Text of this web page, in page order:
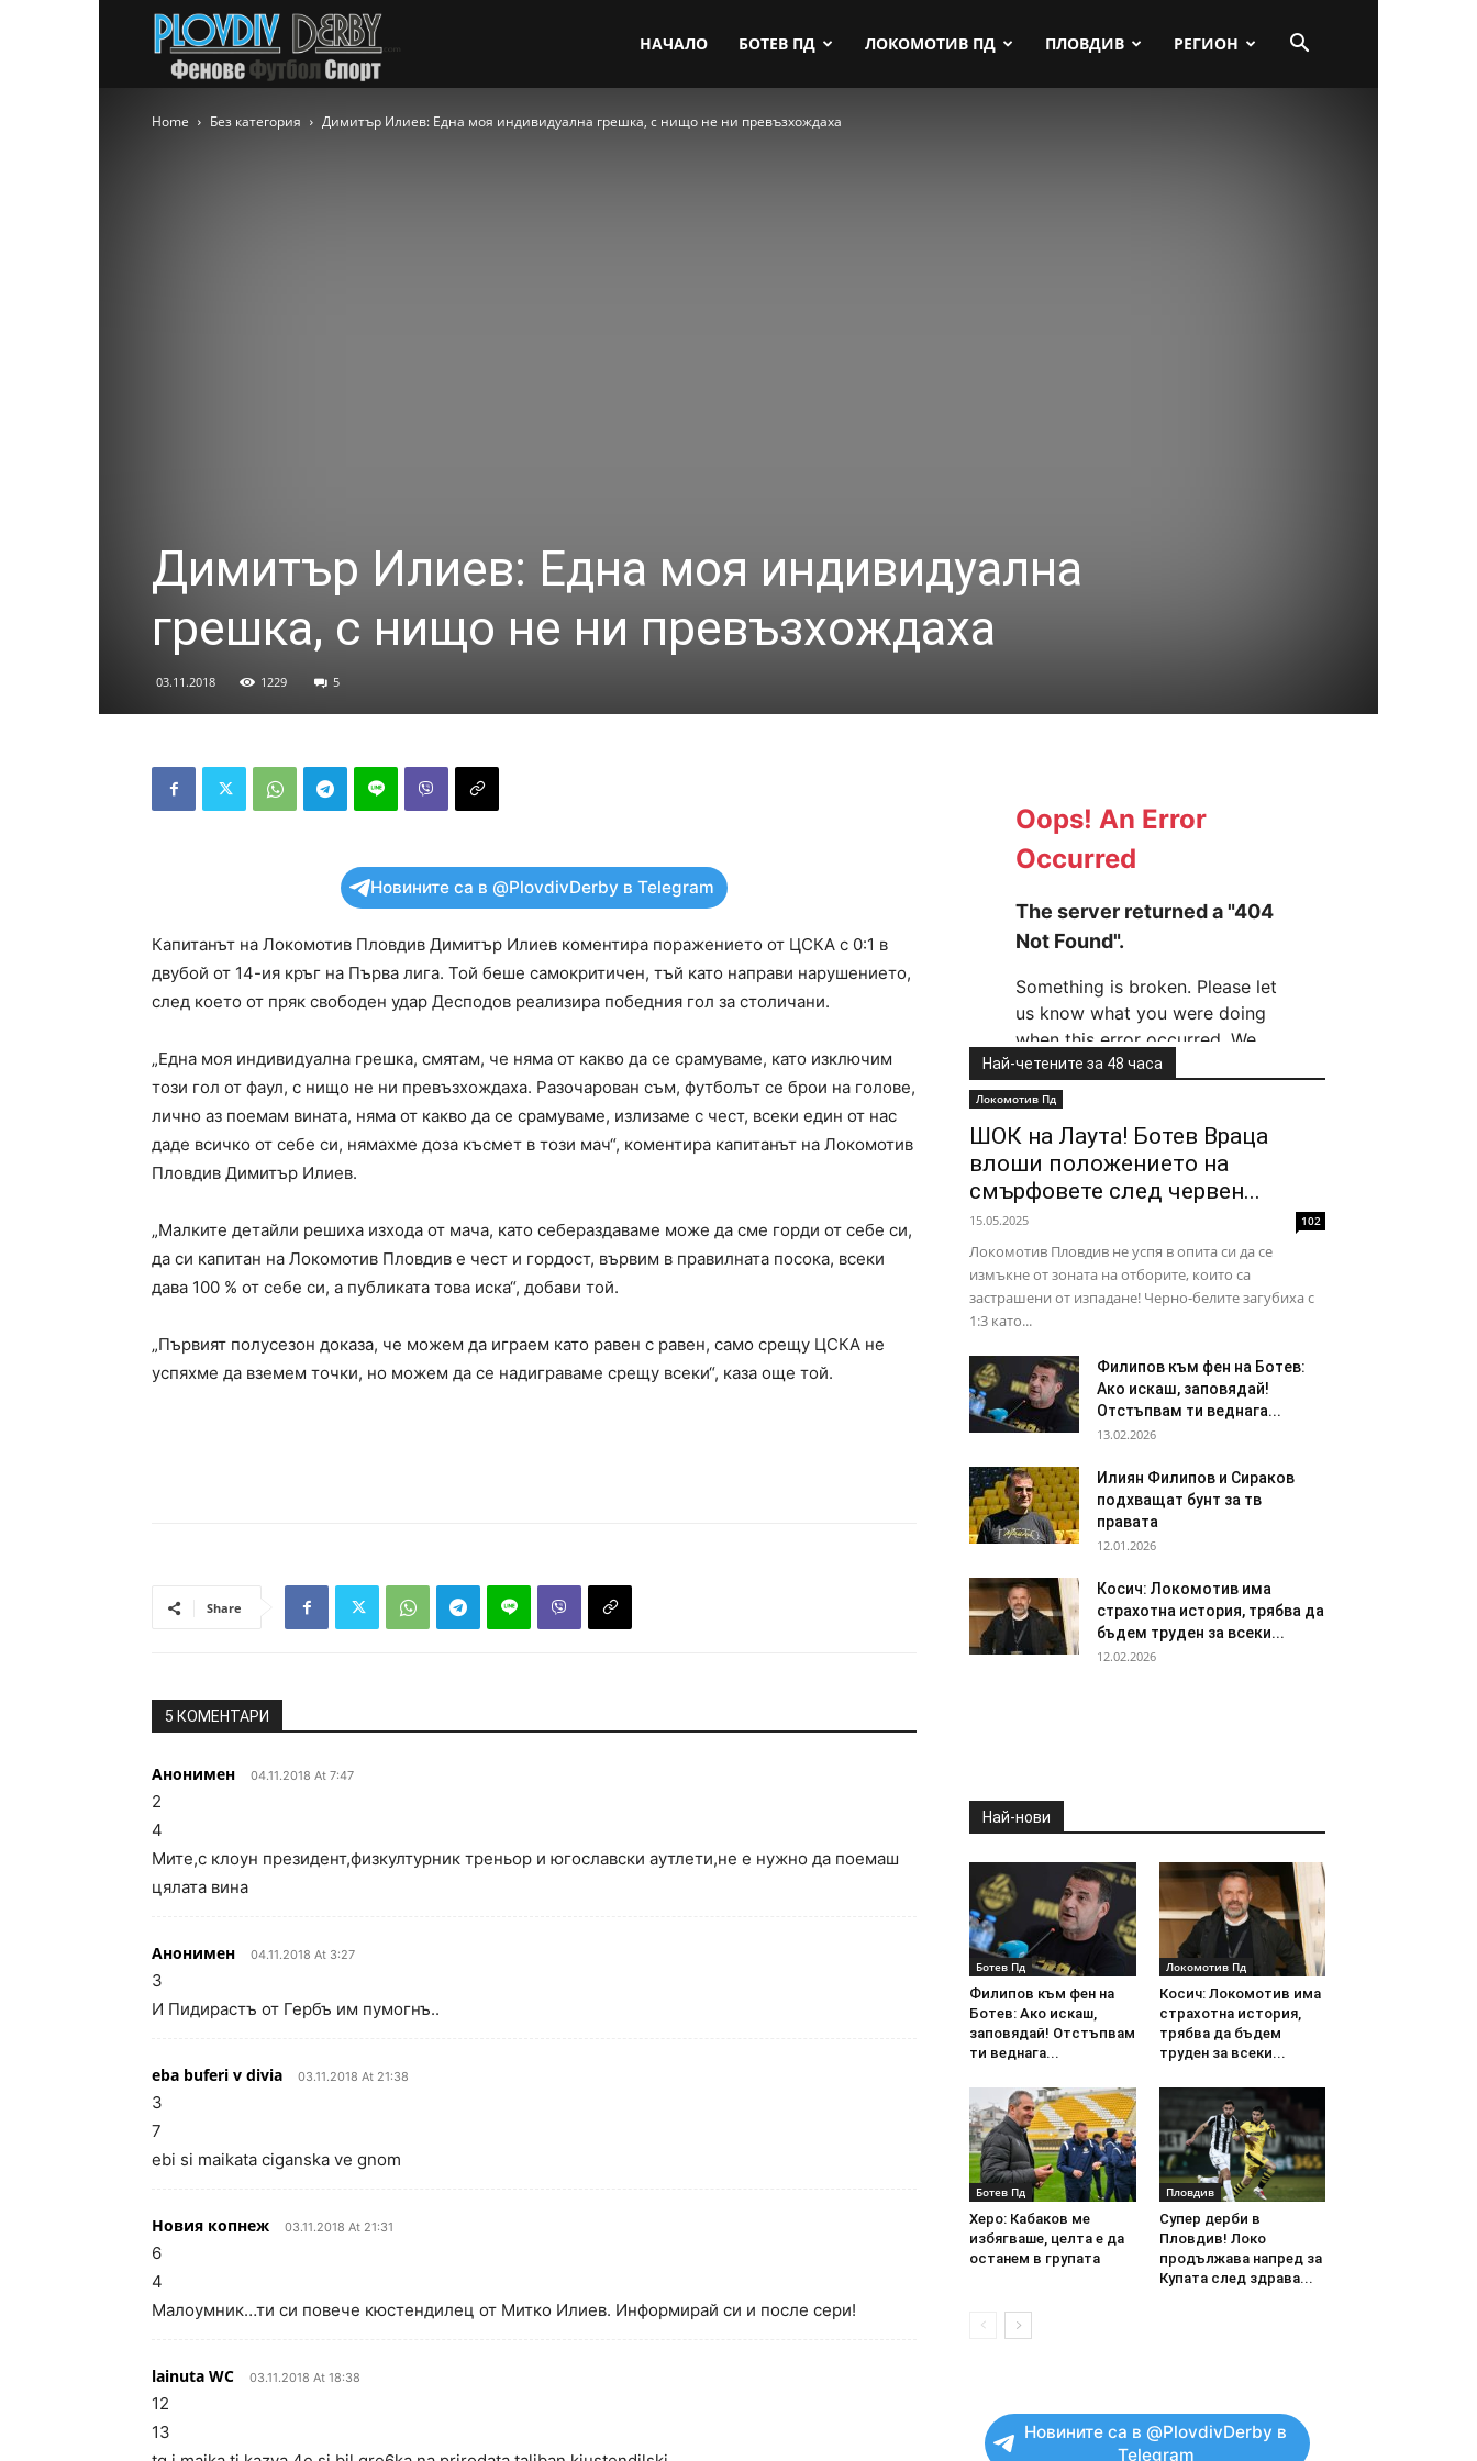
НАЧАЛО БОТЕВ ПД ЛОКОМОТИВ ПД ПЛОВДИВ РЕГИОН
Home Без категория Димитър Илиев: Една моя индивидуална грешка, с нищо не ни превъзхождаха
Димитър Илиев: Една моя индивидуална
грешка, с нищо не ни превъзхождаха
03.11.2018 1229 5
Новините са в @PlovdivDerby в Telegram
Капитанът на Локомотив Пловдив Димитър Илиев коментира поражението от ЦСКА с 0:1 в
двубой от 14-ия кръг на Първа лига. Той беше самокритичен, тъй като направи нарушението,
след което от пряк свободен удар Десподов реализира победния гол за столичани.
„Една моя индивидуална грешка, смятам, че няма от какво да се срамуваме, като изключим
този гол от фаул, с нищо не ни превъзхождаха. Разочарован съм, футболът се брои на голове,
лично аз поемам вината, няма от какво да се срамуваме, излизаме с чест, всеки един от нас
даде всичко от себе си, нямахме доза късмет в този мач“, коментира капитанът на Локомотив
Пловдив Димитър Илиев.
„Малките детайли решиха изхода от мача, като себераздаваме може да сме горди от себе си,
да си капитан на Локомотив Пловдив е чест и гордост, вървим в правилната посока, всеки
дава 100 % от себе си, а публиката това иска“, добави той.
„Първият полусезон доказа, че можем да играем като равен с равен, само срещу ЦСКА не
успяхме да вземем точки, но можем да се надиграваме срещу всеки“, каза още той.
Share
5 КОМЕНТАРИ
Анонимен 04.11.2018 At 7:47
2
4
Мите,с клоун президент,физкултурник треньор и югославски аутлети,не е нужно да поемаш
цялата вина
Анонимен 04.11.2018 At 3:27
3
И Пидирастъ от Гербъ им пумогнъ..
eba buferi v divia 03.11.2018 At 21:38
3
7
ebi si maikata ciganska ve gnom
Новия копнеж 03.11.2018 At 21:31
6
4
Малоумник…ти си повече кюстендилец от Митко Илиев. Информирай си и после сери!
lainuta WC 03.11.2018 At 18:38
12
13
Най-четените за 48 часа
Локомотив Пд
ШОК на Лаута! Ботев Враца
влоши положението на
смърфовете след червен...
15.05.2025 102
Локомотив Пловдив не успя в опита си да се
измъкне от зоната на отборите, които са
застрашени от изпадане! Черно-белите загубиха с
1:3 като...
Филипов към фен на Ботев:
Ако искаш, заповядай!
Отстъпвам ти веднага...
13.02.2026
Илиян Филипов и Сираков
подхващат бунт за тв
правата
12.01.2026
Косич: Локомотив има
страхотна история, трябва да
бъдем труден за всеки...
12.02.2026
Най-нови
Ботев Пд
Филипов към фен на
Ботев: Ако искаш,
заповядай! Отстъпвам
ти веднага...
Локомотив Пд
Косич: Локомотив има
страхотна история,
трябва да бъдем
труден за всеки...
Ботев Пд
Херо: Кабаков ме
избягваше, целта е да
останем в групата
Пловдив
Супер дерби в
Пловдив! Локо
продължава напред за
Купата след здрава...
Новините са в @PlovdivDerby в
Telegram